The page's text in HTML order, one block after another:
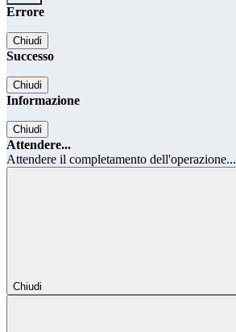
Errore
Chiudi
Successo
Chiudi
Informazione
Chiudi
Attendere...
Attendere il completamento dell'operazione...
Chiudi